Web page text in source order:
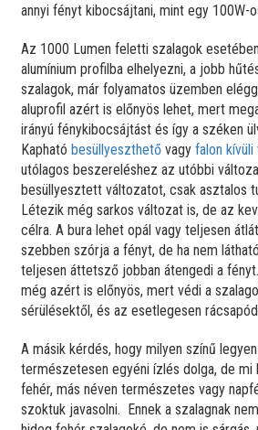
annyi fényt kibocsájtani, mint egy 100W-
Az 1000 Lumen feletti szalagok
alumínium profilba elhelyezni, a jobb
szalagok, már folyamatos üzemben
aluprofil azért is előnyös lehet, mert
irányú fénykibocsájtást és így a széken
Kapható besüllyeszthető vagy falon kívüli
utólagos beszereléshez az utóbbi
besüllyesztett változatot, csak asztalos
Létezik még sarkos változat is, de az
célra. A bura lehet opál vagy teljesen
szebben szórja a fényt, de ha nem
teljesen áttetsző jobban átengedi a
még azért is előnyös, mert védi a
sérülésektől, és az esetlegesen
A másik kérdés, hogy milyen színű
természetesen egyéni ízlés dolga, de mi
fehér, más néven természetes vagy
szoktuk javasolni. Ennek a szalagnak